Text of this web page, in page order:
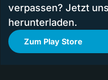
verpassen? Jetzt
herunterladen.
Zum Play Store